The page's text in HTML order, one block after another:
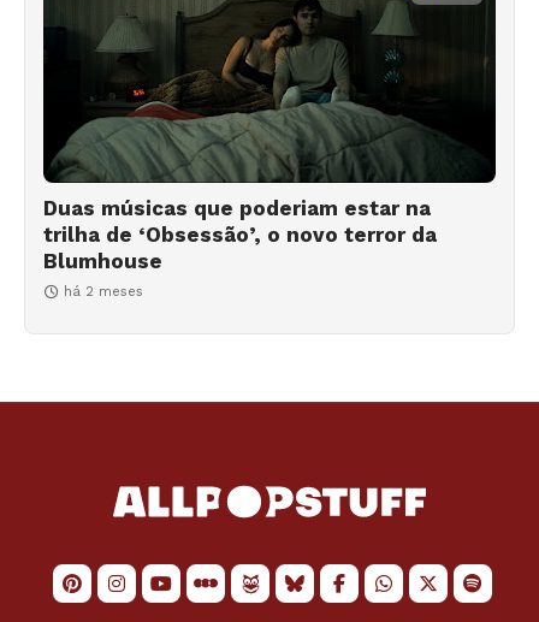
Duas músicas que poderiam estar na
trilha de ‘Obsessão’, o novo terror da
Blumhouse
há 2 meses